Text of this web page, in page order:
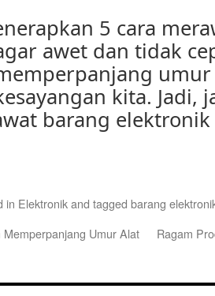
5 cara
awet dan tidak
kita. Jadi,
barang
in Elektronikand tagged barang
Umur Alat
Ragam